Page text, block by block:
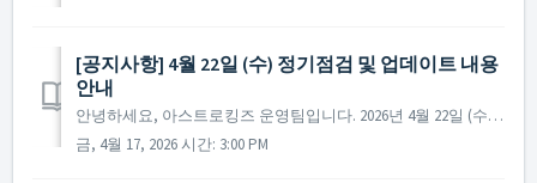
[공지사항] 4월 22일 (수) 정기점검 및 업데이트 내용
안내
안녕하세요, 아스트로킹즈 운영팀입니다. 2026년 4월 22일 (수)에 진행 예정인 정기 점검 및 업데이트에 대해 안내드립니다. ※ 점검 내용은 상황에 따라 변경될 수 있으며, 변경 시 본 공지로 안내드릴 예정입니다. ▶ 정기점검 및 업데이트 사전 안내...
금, 4월 17, 2026 시간: 3:00 PM